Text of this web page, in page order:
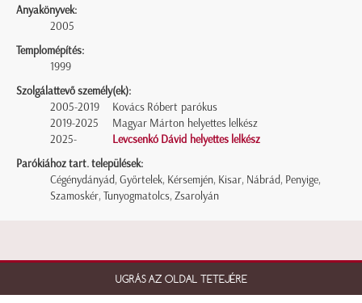
Anyakönyvek:
2005
Templomépítés:
1999
Szolgálattevő személy(ek):
2005-2019
Kovács Róbert parókus
2019-2025
Magyar Márton helyettes lelkész
2025-
Levcsenkó Dávid helyettes lelkész
Parókiához tart. települések:
Cégénydányád, Győrtelek, Kérsemjén, Kisar, Nábrád, Penyige,
Szamoskér, Tunyogmatolcs, Zsarolyán
UGRÁS AZ OLDAL TETEJÉRE